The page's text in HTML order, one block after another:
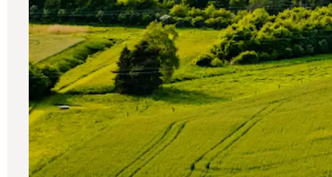
Byer
Planlæg ferien